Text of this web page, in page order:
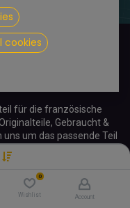
0
Wishlist Account
für die französische
Gebraucht &
um das passende Teil
cookies